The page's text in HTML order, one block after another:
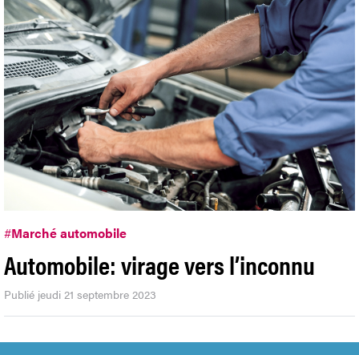
#Marché automobile
Automobile: virage vers l’inconnu
Publié jeudi 21 septembre 2023